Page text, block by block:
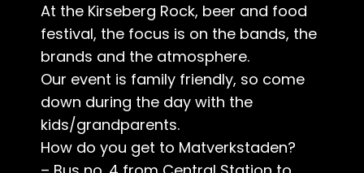
At the Kirseberg Rock, beer and food
festival, the focus is on the bands, the
brands and the atmosphere.
Our event is family friendly, so come
down during the day with the
kids/grandparents.
How do you get to Matverkstaden?